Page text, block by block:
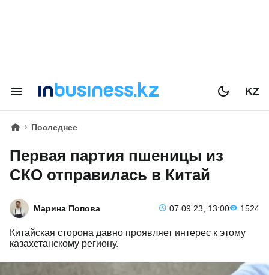
KZ
Последнее
Первая партия пшеницы из
СКО отправилась в Китай
Марина Попова 07.09.23, 13:00 1524
Китайская сторона давно проявляет интерес к этому
казахстанскому региону.